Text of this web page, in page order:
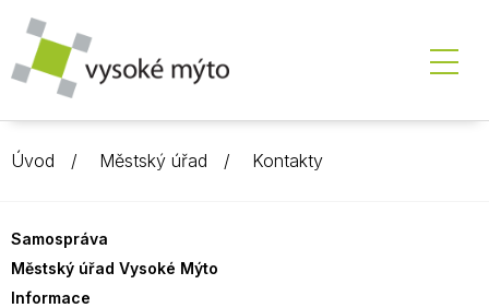
Úvod Městský úřad Kontakty
Samospráva
Městský úřad Vysoké Mýto
Informace